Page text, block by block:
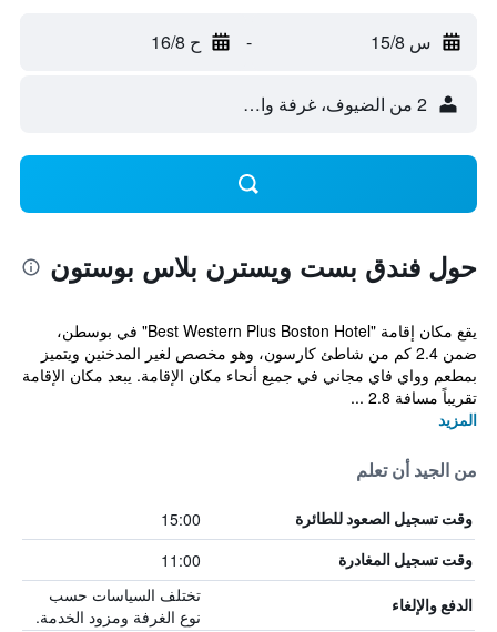
س 15/8 - ح 16/8
2 من الضيوف، غرفة واحدة
حول فندق بست ويسترن بلاس بوستون
يقع مكان إقامة "Best Western Plus Boston Hotel" في بوسطن،
ضمن 2.4 كم من شاطئ كارسون، وهو مخصص لغير المدخنين ويتميز
بمطعم وواي فاي مجاني في جميع أنحاء مكان الإقامة. يبعد مكان الإقامة
تقريباً مسافة 2.8 ...
المزيد
من الجيد أن تعلم
وقت تسجيل الصعود للطائرة 15:00
وقت تسجيل المغادرة 11:00
الدفع والإلغاء
تختلف السياسات حسب
نوع الغرفة ومزود الخدمة.